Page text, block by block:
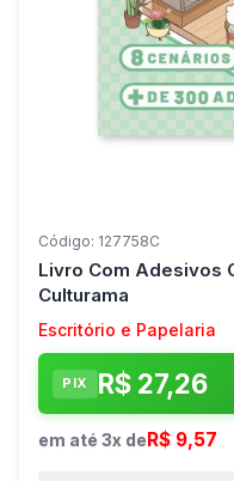
Código: 127758C
Livro Com Adesivos
Culturama
Escritório e Papelaria
PIX R$ 27,26
em até 3x de R$ 9,57